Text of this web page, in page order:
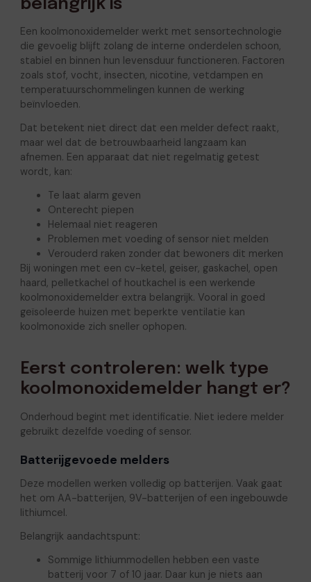
belangrijk is
Een koolmonoxidemelder werkt met sensortechnologie
die gevoelig blijft zolang de interne onderdelen schoon,
stabiel en binnen hun levensduur functioneren. Factoren
zoals stof, vocht, insecten, nicotine, vetdampen en
temperatuurschommelingen kunnen de werking
beïnvloeden.
Dat betekent niet direct dat een melder defect raakt,
maar wel dat de betrouwbaarheid langzaam kan
afnemen. Een apparaat dat niet regelmatig getest
wordt, kan:
Te laat alarm geven
Onterecht piepen
Helemaal niet reageren
Problemen met voeding of sensor niet melden
Verouderd raken zonder dat bewoners dit merken
Bij woningen met een cv-ketel, geiser, gaskachel, open
haard, pelletkachel of houtkachel is een werkende
koolmonoxidemelder extra belangrijk. Vooral in goed
geïsoleerde huizen met beperkte ventilatie kan
koolmonoxide zich sneller ophopen.
Eerst controleren: welk type
koolmonoxidemelder hangt er?
Onderhoud begint met identificatie. Niet iedere melder
gebruikt dezelfde voeding of sensor.
Batterijgevoede melders
Deze modellen werken volledig op batterijen. Vaak gaat
het om AA-batterijen, 9V-batterijen of een ingebouwde
lithiumcel.
Belangrijk aandachtspunt:
Sommige lithiummodellen hebben een vaste
batterij voor 7 of 10 jaar. Daar kun je niets aan